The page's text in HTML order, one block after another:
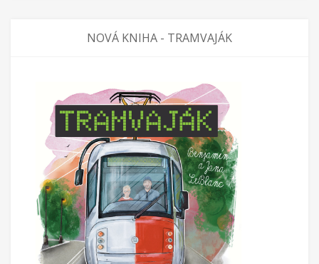
NOVÁ KNIHA - TRAMVAJÁK